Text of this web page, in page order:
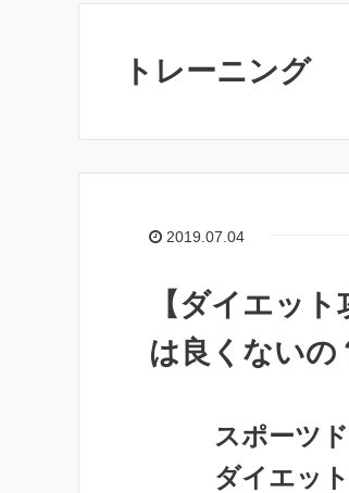
トレーニング
2019.07.04
【ダイエッ
は良くないの
スポーツ
ダイエッ